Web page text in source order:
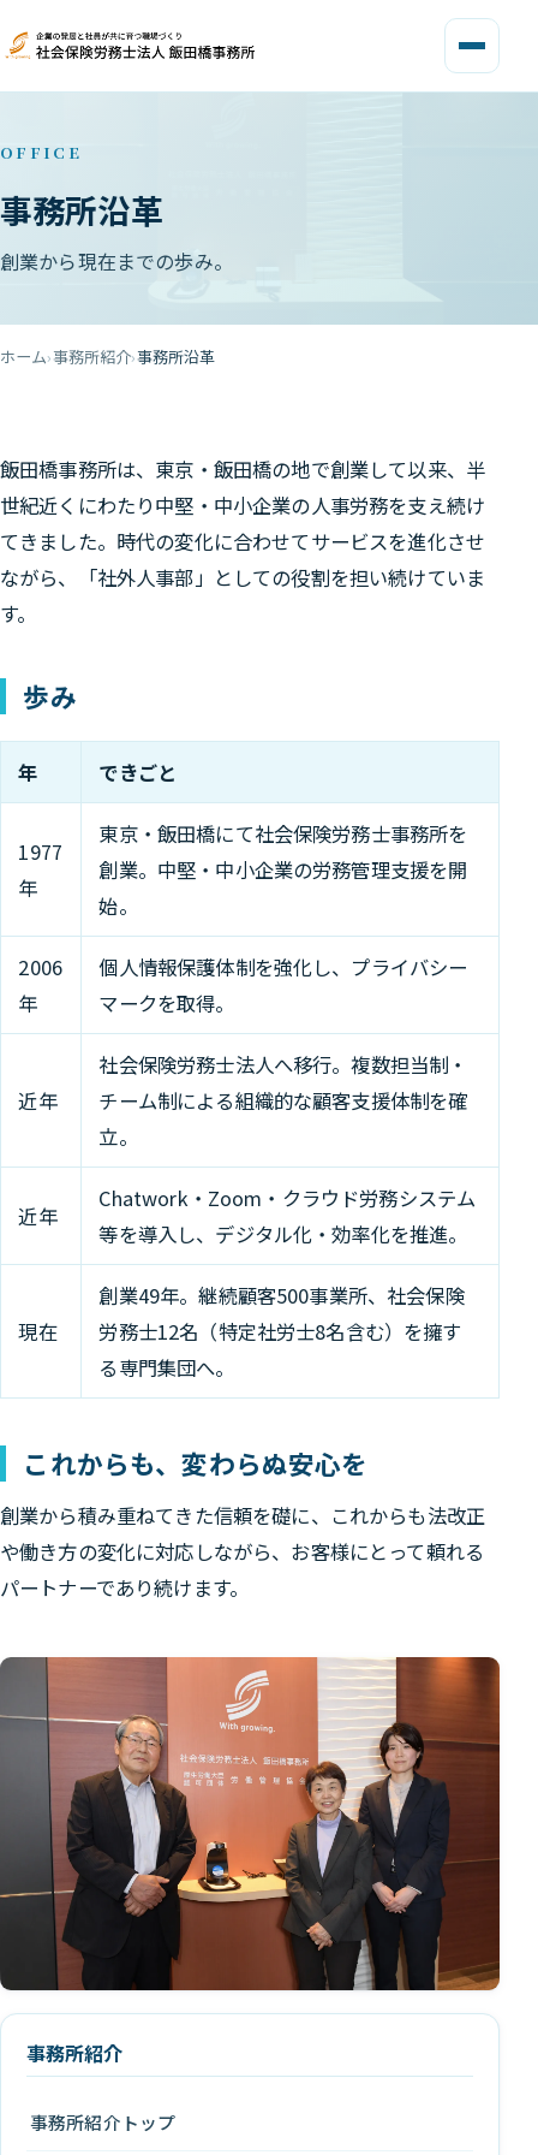
OFFICE
事務所沿革
創業から現在までの歩み。
ホーム 事務所紹介 事務所沿革
飯田橋事務所は、東京・飯田橋の地で創業して以来、半
世紀近くにわたり中堅・中小企業の人事労務を支え続け
てきました。時代の変化に合わせてサービスを進化させ
ながら、「社外人事部」としての役割を担い続けていま
す。
歩み
年 できごと
1977
年
東京・飯田橋にて社会保険労務士事務所を
創業。中堅・中小企業の労務管理支援を開
始。
2006
年
個人情報保護体制を強化し、プライバシー
マークを取得。
近年
社会保険労務士法人へ移行。複数担当制・
チーム制による組織的な顧客支援体制を確
立。
近年
Chatwork・Zoom・クラウド労務システム
等を導入し、デジタル化・効率化を推進。
現在
創業49年。継続顧客500事業所、社会保険
労務士12名（特定社労士8名含む）を擁す
る専門集団へ。
これからも、変わらぬ安心を
創業から積み重ねてきた信頼を礎に、これからも法改正
や働き方の変化に対応しながら、お客様にとって頼れる
パートナーであり続けます。
事務所紹介
事務所紹介トップ